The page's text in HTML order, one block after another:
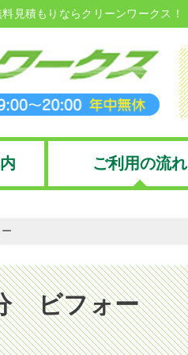
見積もりならクリーンワークス！
ご利用の流れ
ビフォー